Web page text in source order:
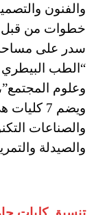
والفنون
خطوات من قبل
“الطب البيطري
ويضم 7
والصناعات
والصيدلة